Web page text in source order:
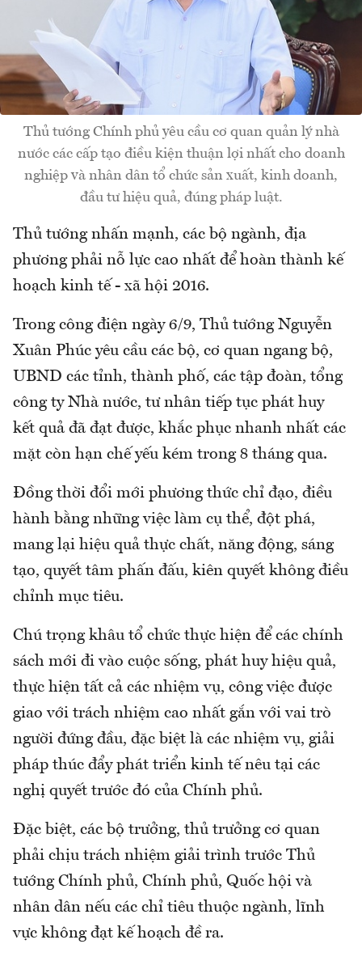
Thủ tướng Chính phủ yêu cầu cơ quan quản lý nhà
nước các cấp tạo điều kiện thuận lợi nhất cho doanh
nghiệp và nhân dân tổ chức sản xuất, kinh doanh,
đầu tư hiệu quả, đúng pháp luật.
Thủ tướng nhấn mạnh, các bộ ngành, địa
phương phải nỗ lực cao nhất để hoàn thành kế
hoạch kinh tế - xã hội 2016.
Trong công điện ngày 6/9, Thủ tướng Nguyễn
Xuân Phúc yêu cầu các bộ, cơ quan ngang bộ,
UBND các tỉnh, thành phố, các tập đoàn, tổng
công ty Nhà nước, tư nhân tiếp tục phát huy
kết quả đã đạt được, khắc phục nhanh nhất các
mặt còn hạn chế yếu kém trong 8 tháng qua.
Đồng thời đổi mới phương thức chỉ đạo, điều
hành bằng những việc làm cụ thể, đột phá,
mang lại hiệu quả thực chất, năng động, sáng
tạo, quyết tâm phấn đấu, kiên quyết không điều
chỉnh mục tiêu.
Chú trọng khâu tổ chức thực hiện để các chính
sách mới đi vào cuộc sống, phát huy hiệu quả,
thực hiện tất cả các nhiệm vụ, công việc được
giao với trách nhiệm cao nhất gắn với vai trò
người đứng đầu, đặc biệt là các nhiệm vụ, giải
pháp thúc đẩy phát triển kinh tế nêu tại các
nghị quyết trước đó của Chính phủ.
Đặc biệt, các bộ trưởng, thủ trưởng cơ quan
phải chịu trách nhiệm giải trình trước Thủ
tướng Chính phủ, Chính phủ, Quốc hội và
nhân dân nếu các chỉ tiêu thuộc ngành, lĩnh
vực không đạt kế hoạch đề ra.